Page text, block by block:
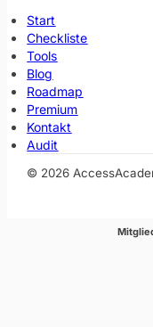
Start
Checkliste
Tools
Blog
Roadmap
Premium
Kontakt
Audit
© 2026